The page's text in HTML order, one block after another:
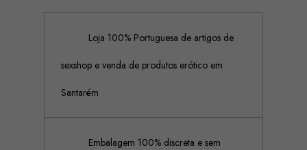
Loja 100% Portuguesa de artigos de
sexshop e venda de produtos erótico em
Santarém
Embalagem 100% discreta e sem